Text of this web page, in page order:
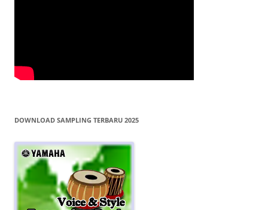
DOWNLOAD SAMPLING TERBARU 2025